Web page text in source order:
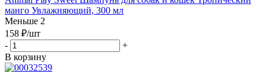
манго Увлажняющий, 300 мл
Меньше 2
158 ₽/шт
-
+
В корзину